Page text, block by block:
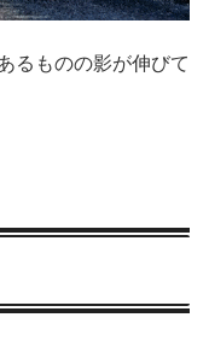
るものの影が伸びて